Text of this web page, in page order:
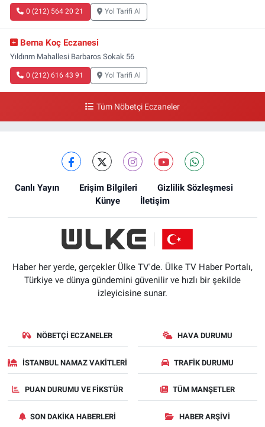
0 (212) 564 20 21 Yol Tarifi Al
Berna Koç Eczanesi
Yıldırım Mahallesi Barbaros Sokak 56
0 (212) 616 43 91 Yol Tarifi Al
Tüm Nöbetçi Eczaneler
Canlı Yayın Erişim Bilgileri
Gizlilik Sözleşmesi
Künye
İletişim
Haber her yerde, gerçekler Ülke TV'de. Ülke TV Haber Portalı,
Türkiye ve dünya gündemini güvenilir ve hızlı bir şekilde
izleyicisine sunar.
NÖBETÇI ECZANELER HAVA DURUMU
İSTANBUL NAMAZ VAKITLERI TRAFIK DURUMU
PUAN DURUMU VE FIKSTÜR TÜM MANŞETLER
SON DAKIKA HABERLERI HABER ARŞIVI